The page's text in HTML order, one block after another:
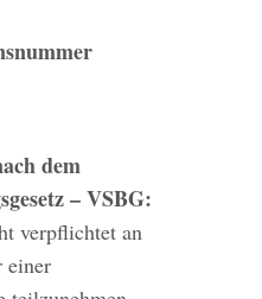
dem
– VSBG:
verpflichtet an
einer